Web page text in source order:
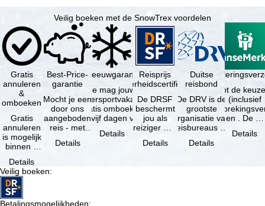
Veilig boeken met de SnowTrex voordelen
Gratis
annuleren
&
omboeken
Gratis
annuleren
is mogelijk
binnen 5
de
boeking,
als jouw
vakantie …
Details
Best-Price-
garantie
Mocht je een
door ons
aangeboden
reis - met
beschikbaarheid
Details
Sneeuwgarantie
Je mag jouw
wintersportvakantie
gratis omboeken
als vijf dagen voor
Details
Reisprijs
zekerheidscertificaat
De DRSF
beschermt
jou als
reiziger met
pakketreis
Details
Duitse
reisbond
De DRV is de
grootste
organisatie van
reisbureaus en
in Duitsland. …
Details
Je hebt de
(inclusief
en . De …
Details
Veilig boeken:
Betalingsmogelijkheden: